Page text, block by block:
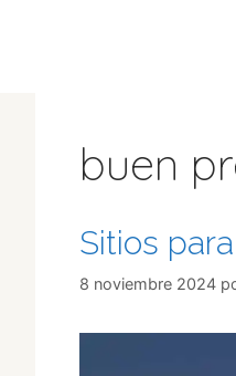
buen
Sitios
8 noviembre 2024